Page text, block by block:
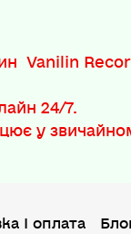
Vanilin
24/7.
у
І оплата